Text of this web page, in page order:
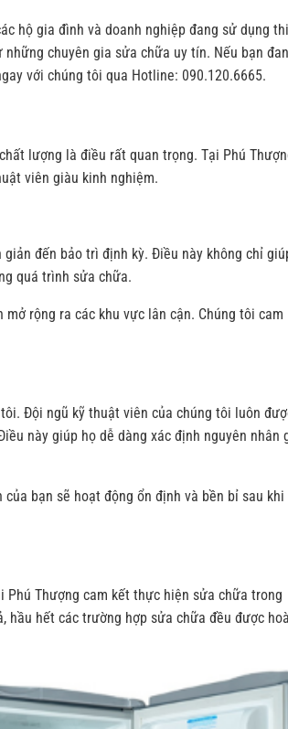
hộ gia đình và doanh nghiệp đang sử dụng
chuyên gia sửa chữa uy tín. Nếu bạn
với chúng tôi qua Hotline: 090.120.6665.
lượng là điều rất quan trọng. Tại Phú
viên giàu kinh nghiệm.
đến bảo trì định kỳ. Điều này không chỉ
quá trình sửa chữa.
rộng ra các khu vực lân cận. Chúng tôi cam
Đội ngũ kỹ thuật viên của chúng tôi luôn
này giúp họ dễ dàng xác định nguyên nhân
bạn sẽ hoạt động ổn định và bền bỉ sau khi
Thượng cam kết thực hiện sửa chữa trong
hầu hết các trường hợp sửa chữa đều được